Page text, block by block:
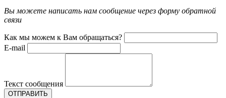
Вы можете написать нам сообщение через форму обратной
связи
Как мы можем к Вам обращаться?
E-mail
Текст сообщения
ОТПРАВИТЬ